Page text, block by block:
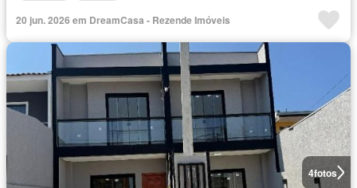
20 jun. 2026 em DreamCasa - Rezende Imóveis
4fotos